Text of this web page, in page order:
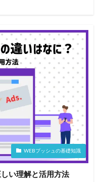
WEBプッシュの基礎知識
い理解と活用方法